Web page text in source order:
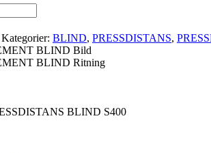
Kategorier: BLIND, PRESSDISTANS,
BLIND S400